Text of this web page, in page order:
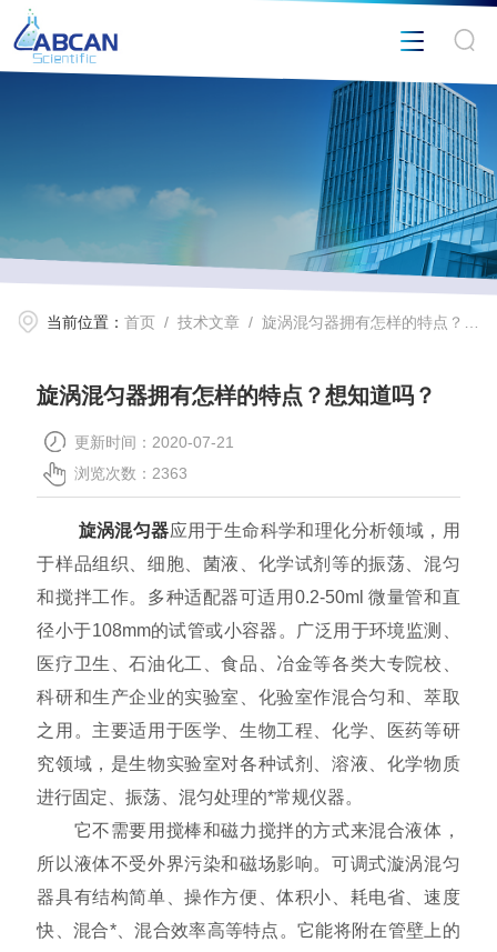
当前位置：首页 /技术文章 / 旋涡混匀器拥有怎样的特点？想知道吗？
旋涡混匀器拥有怎样的特点？想知道吗？
更新时间：2020-07-21
浏览次数：2363
旋涡混匀器应用于生命科学和理化分析领域，用
于样品组织、细胞、菌液、化学试剂等的振荡、混匀
和搅拌工作。多种适配器可适用0.2-50ml 微量管和直
径小于108mm的试管或小容器。广泛用于环境监测、
医疗卫生、石油化工、食品、冶金等各类大专院校、
科研和生产企业的实验室、化验室作混合匀和、萃取
之用。主要适用于医学、生物工程、化学、医药等研
究领域，是生物实验室对各种试剂、溶液、化学物质
进行固定、振荡、混匀处理的*常规仪器。
它不需要用搅棒和磁力搅拌的方式来混合液体，
所以液体不受外界污染和磁场影响。可调式漩涡混匀
器具有结构简单、操作方便、体积小、耗电省、速度
快、混合*、混合效率高等特点。它能将附在管壁上的